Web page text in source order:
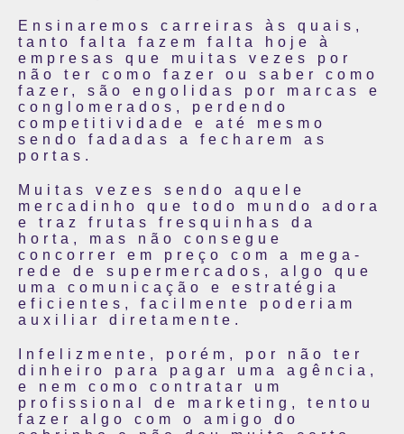
Ensinaremos carreiras às quais,
tanto falta fazem falta hoje à
empresas que muitas vezes por
não ter como fazer ou saber como
fazer, são engolidas por marcas e
conglomerados, perdendo
competitividade e até mesmo
sendo fadadas a fecharem as
portas.
Muitas vezes sendo aquele
mercadinho que todo mundo adora
e traz frutas fresquinhas da
horta, mas não consegue
concorrer em preço com a mega-
rede de supermercados, algo que
uma comunicação e estratégia
eficientes, facilmente poderiam
auxiliar diretamente.
Infelizmente, porém, por não ter
dinheiro para pagar uma agência,
e nem como contratar um
profissional de marketing, tentou
fazer algo com o amigo do